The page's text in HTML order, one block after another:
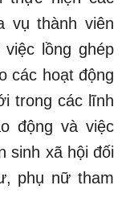
vụ thành viên
lồng ghép
các hoạt động
trong các lĩnh
động và việc
sinh xã hội đối
phụ nữ tham